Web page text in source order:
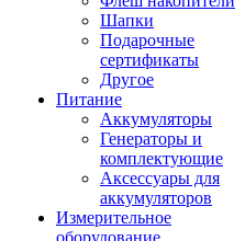
Шапки
Подарочные
сертификаты
Другое
Питание
Аккумуляторы
Генераторы и
комплектующие
Аксессуары для
аккумуляторов
Измерительное
оборудование